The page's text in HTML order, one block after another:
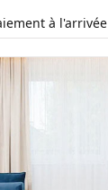
à l'arrivée